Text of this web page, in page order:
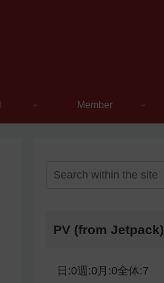
Member
PV (from Jetpack)
日:0週:0 月:0全体:7